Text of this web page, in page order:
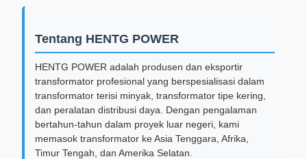
Tentang HENTG POWER
HENTG POWER adalah produsen dan eksportir
transformator profesional yang berspesialisasi dalam
transformator terisi minyak, transformator tipe kering,
dan peralatan distribusi daya. Dengan pengalaman
bertahun-tahun dalam proyek luar negeri, kami
memasok transformator ke Asia Tenggara, Afrika,
Timur Tengah, dan Amerika Selatan.